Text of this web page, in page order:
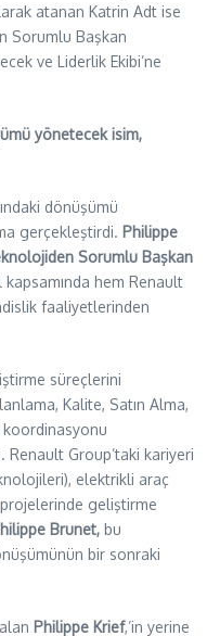
atanan Katrin Adt ise
Sorumlu Başkan
ve Liderlik Ekibi’ne
yönetecek isim,
dönüşümü
gerçekleştirdi. Philippe
Sorumlu Başkan
hem Renault
faaliyetlerinden
süreçlerini
Kalite, Satın Alma,
koordinasyonu
Group’taki kariyeri
elektrikli araç
geliştirme
Brunet, bu
bir sonraki
Philippe Krief,’in yerine